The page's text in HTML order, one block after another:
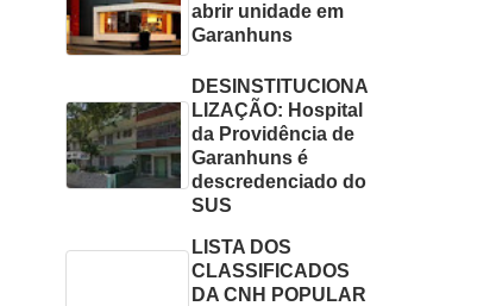
abrir unidade em
Garanhuns
DESINSTITUCIONA
LIZAÇÃO: Hospital
da Providência de
Garanhuns é
descredenciado do
SUS
LISTA DOS
CLASSIFICADOS
DA CNH POPULAR